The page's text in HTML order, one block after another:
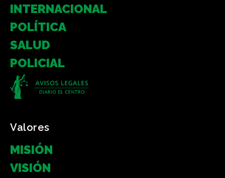
INTERNACIONAL
POLÍTICA
SALUD
POLICIAL
Valores
MISIÓN
VISIÓN